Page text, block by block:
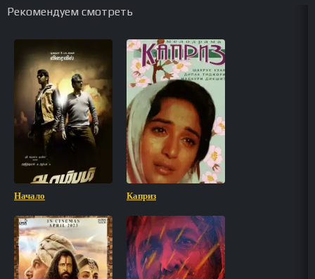
Рекомендуем смотреть
Начало Каприз